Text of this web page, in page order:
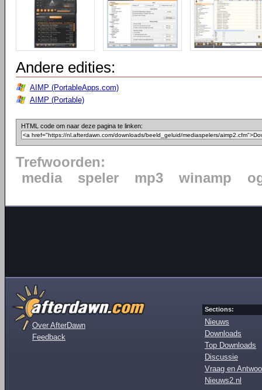
Andere edities:
AIMP (PortableApps.com)
AIMP (Portable)
HTML code om naar deze pagina te linken:
Trefwoorden:
media
speler mp3 winamp
Over AfterDawn
Feedback
Sections:
Nieuws
Downloads
Top Downloads
Discussie
Vraag en
Nieuws2.nl